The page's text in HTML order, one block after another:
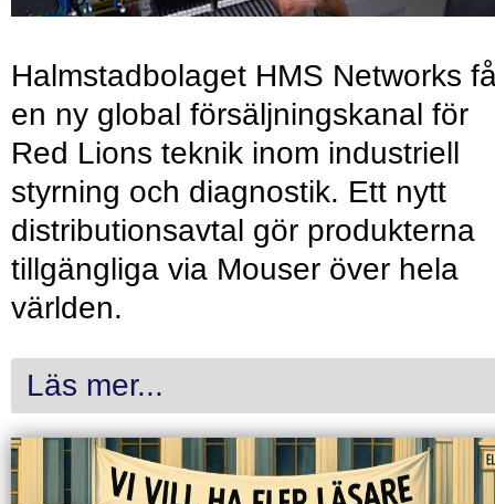
Halmstadbolaget HMS Networks
en ny global försäljningskanal för
Red Lions teknik inom industriell
styrning och diagnostik. Ett nytt
distributionsavtal gör produkterna
tillgängliga via Mouser över hela
världen.
Läs mer...